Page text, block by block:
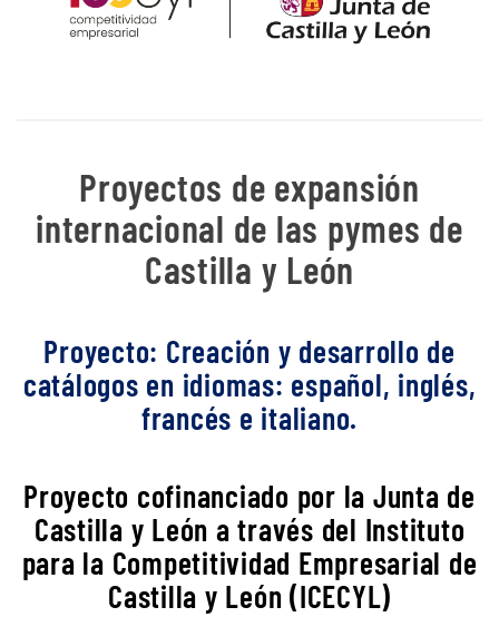
Proyectos de expansión
internacional de las pymes de
Castilla y León
Proyecto: Creación y desarrollo de
catálogos en idiomas: español, inglés,
francés e italiano.
Proyecto cofinanciado por la Junta de
Castilla y León a través del Instituto
para la Competitividad Empresarial de
Castilla y León (ICECYL)